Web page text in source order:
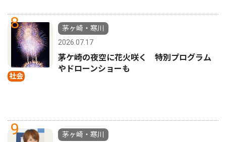
8
社会
茅ヶ崎・寒川
2026.07.17
茅ケ崎の夜空に花火咲く 特別プログラム
やドローンショーも
9
茅ヶ崎・寒川